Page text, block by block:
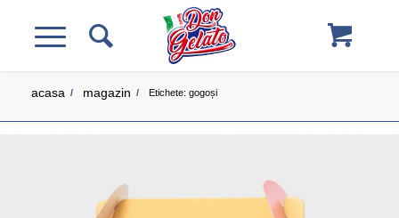
acasa / magazin / Etichete: gogoși